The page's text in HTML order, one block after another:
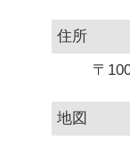
住所
〒
地図